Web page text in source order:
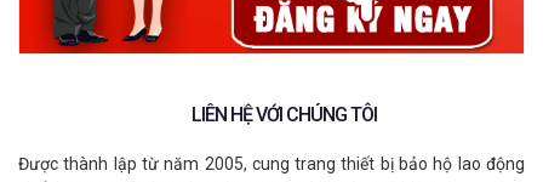
LIÊN HỆ VỚI CHÚNG TÔI
Được thành lập từ năm 2005, cung trang thiết bị bảo hộ lao động